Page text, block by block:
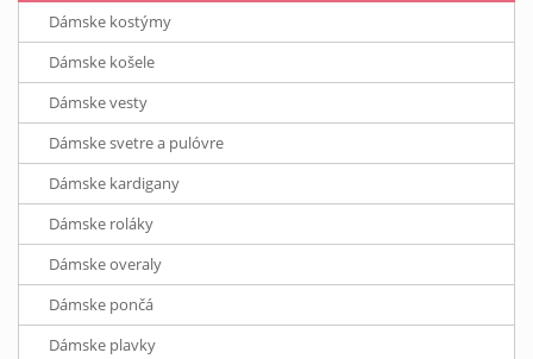
Dámske kostýmy
Dámske košele
Dámske vesty
Dámske svetre a pulóvre
Dámske kardigany
Dámske roláky
Dámske overaly
Dámske pončá
Dámske plavky